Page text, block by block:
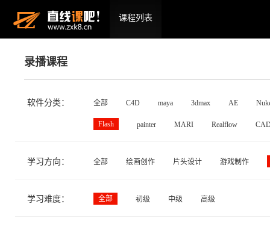
课程列表
录播课程
软件分类： 全部 C4D maya 3dmax AE
Flash painter MARI Realflow
学习方向： 全部 绘画创作 片头设计 游戏制作
学习难度： 全部 初级 中级 高级